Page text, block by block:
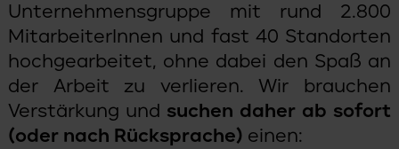
Unternehmensgruppe mit rund 2.800
MitarbeiterInnen und fast 40 Standorten
hochgearbeitet, ohne dabei den Spaß an
der Arbeit zu verlieren. Wir brauchen
Verstärkung und suchen daher ab sofort
(oder nach Rücksprache) einen: